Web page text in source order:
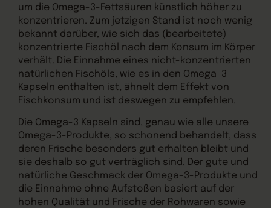
um die Omega-3-Fettsäuren künstlich höher zu
konzentrieren. Zum jetzigen Stand ist noch wenig
bekannt darüber, wie sich das (bearbeitete)
konzentrierte Fischöl nach dem Konsum im Körper
verhält. Die Einnahme eines nicht-konzentrierten
natürlichen Fischöls, wie es in den Omega-3
Kapseln enthalten ist, ähnelt dem Effekt von
Fischkonsum und ist deswegen zu empfehlen.
Die Omega-3 Kapseln sind, genau wie alle unsere
Omega-3-Produkte, so schonend behandelt, dass
deren Frische besonders gut erhalten bleibt und
sie deshalb so gut verträglich sind. Der gute und
natürliche Geschmack der Omega-3-Produkte und
die Einnahme ohne Aufstoßen basiert auf der
hohen Qualität und Frische der Rohwaren sowie